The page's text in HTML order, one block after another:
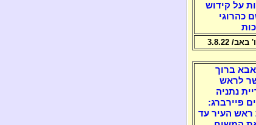
על קידוש
כהרוגי
ו' באב/ 3.8.22
ברוך
לראש
נתניה
פיירברג:
ראש העיר עד